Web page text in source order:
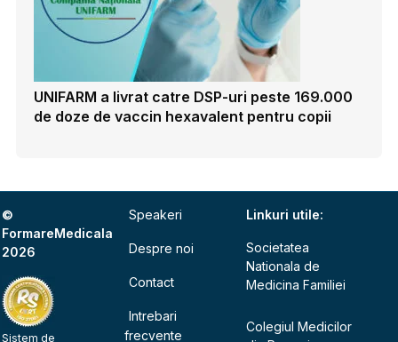
UNIFARM a livrat catre DSP-uri peste 169.000
de doze de vaccin hexavalent pentru copii
©
FormareMedicala
2026
Sistem de
Speakeri
Despre noi
Contact
Intrebari
frecvente
Linkuri utile:
Societatea
Nationala de
Medicina Familiei
Colegiul Medicilor